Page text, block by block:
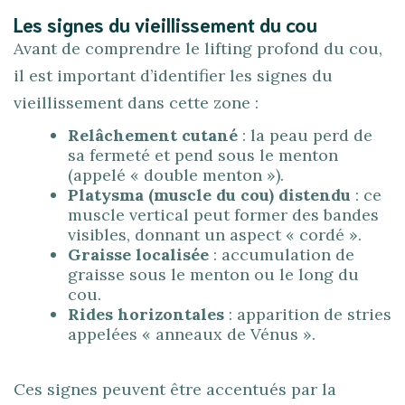
Les signes du vieillissement du cou
Avant de comprendre le lifting profond du cou,
il est important d’identifier les signes du
vieillissement dans cette zone :
Relâchement cutané : la peau perd de
sa fermeté et pend sous le menton
(appelé « double menton »).
Platysma (muscle du cou) distendu : ce
muscle vertical peut former des bandes
visibles, donnant un aspect « cordé ».
Graisse localisée : accumulation de
graisse sous le menton ou le long du
cou.
Rides horizontales : apparition de stries
appelées « anneaux de Vénus ».
Ces signes peuvent être accentués par la